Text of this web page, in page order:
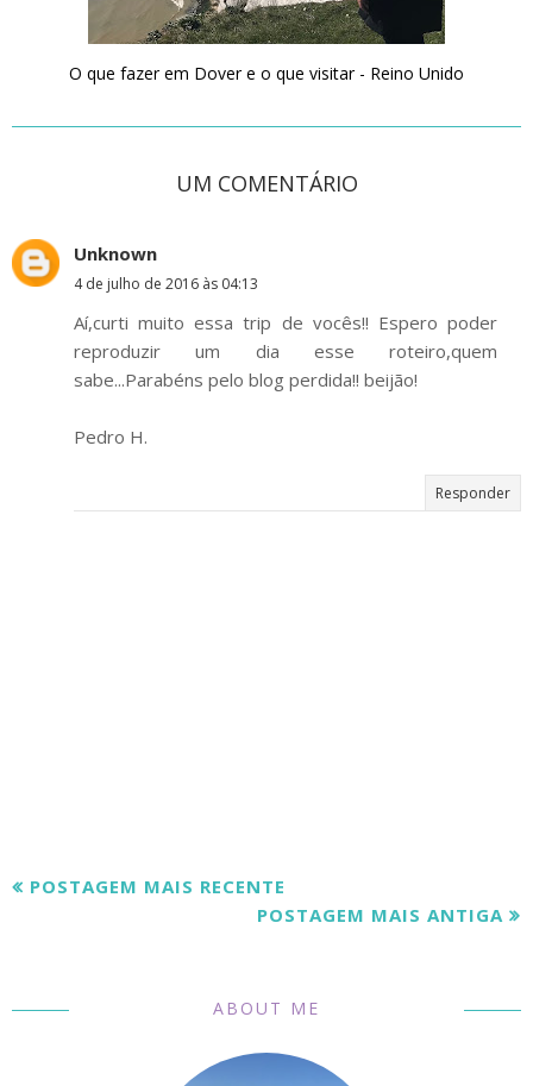
O que fazer em Dover e o que visitar - Reino Unido
UM COMENTÁRIO
Unknown
4 de julho de 2016 às 04:13
Aí,curti muito essa trip de vocês!! Espero poder
reproduzir um dia esse roteiro,quem
sabe...Parabéns pelo blog perdida!! beijão!
Pedro H.
Responder
POSTAGEM MAIS RECENTE
POSTAGEM MAIS ANTIGA
ABOUT ME